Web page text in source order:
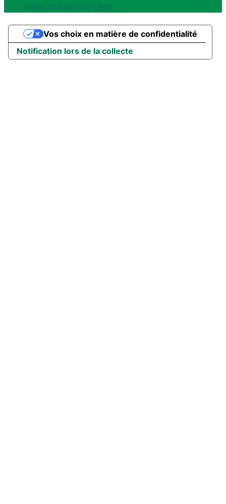
associations Sportives
Notification lors de la collecte
Vos choix en matière de confidentialité